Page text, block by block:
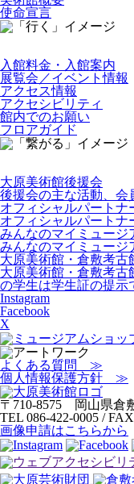
使命宣言
入館料金・入館案内
展覧会／イベント情報
アクセス情報
アクセシビリティ
館内でのお願い
フロアガイド
大原美術館後援会
後援会の主な活動、会
オフィシャルパートナ
オフィシャルパートナ
みんなのマイミュージ
みんなのマイミュージ
大原美術館・倉敷考古
大原美術館・倉敷考古
の学生は学生証の提示
Instagram
Facebook
X
よくある質問 ≫
個人情報保護方針 ≫
〒710-8575 岡山県倉
TEL 086-422-0005 /
画像申請はこちらから